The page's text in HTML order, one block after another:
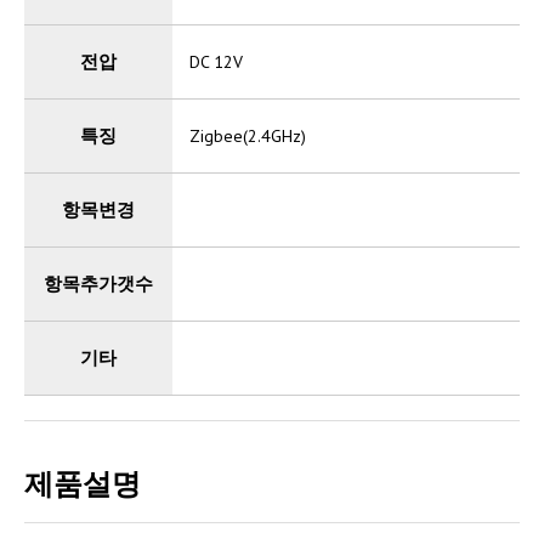
전압 DC 12V
특징 Zigbee(2.4GHz)
항목변경
항목추가갯수
기타
제품설명